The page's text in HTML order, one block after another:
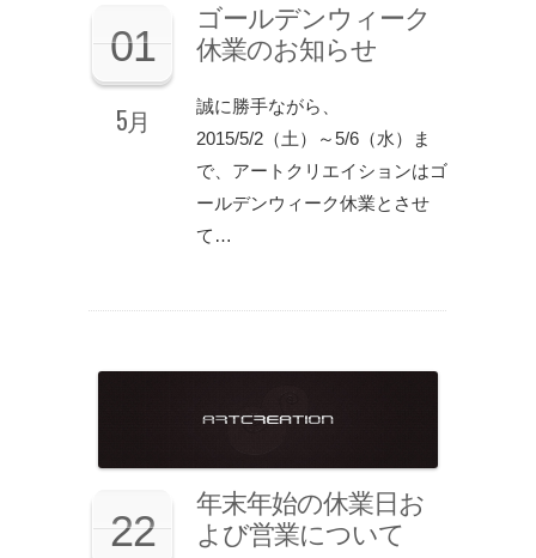
01
5月
ゴールデンウィーク
休業のお知らせ
誠に勝手ながら、
2015/5/2（土）～5/6（水）ま
で、アートクリエイションはゴ
ールデンウィーク休業とさせ
て…
22
年末年始の休業日お
よび営業について